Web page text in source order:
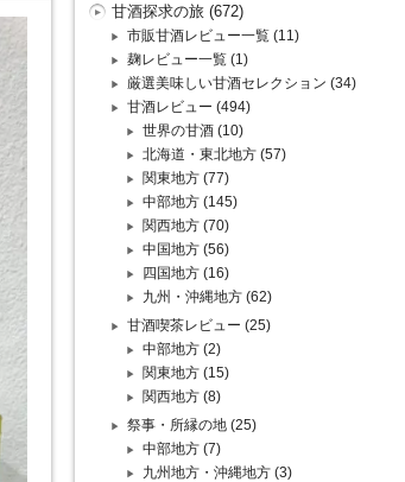
甘酒探求の旅 (672)
市販甘酒レビュー一覧 (11)
麹レビュー一覧 (1)
厳選美味しい甘酒セレクション (34)
甘酒レビュー (494)
世界の甘酒 (10)
北海道・東北地方 (57)
関東地方 (77)
中部地方 (145)
関西地方 (70)
中国地方 (56)
四国地方 (16)
九州・沖縄地方 (62)
甘酒喫茶レビュー (25)
中部地方 (2)
関東地方 (15)
関西地方 (8)
祭事・所縁の地 (25)
中部地方 (7)
九州地方・沖縄地方 (3)